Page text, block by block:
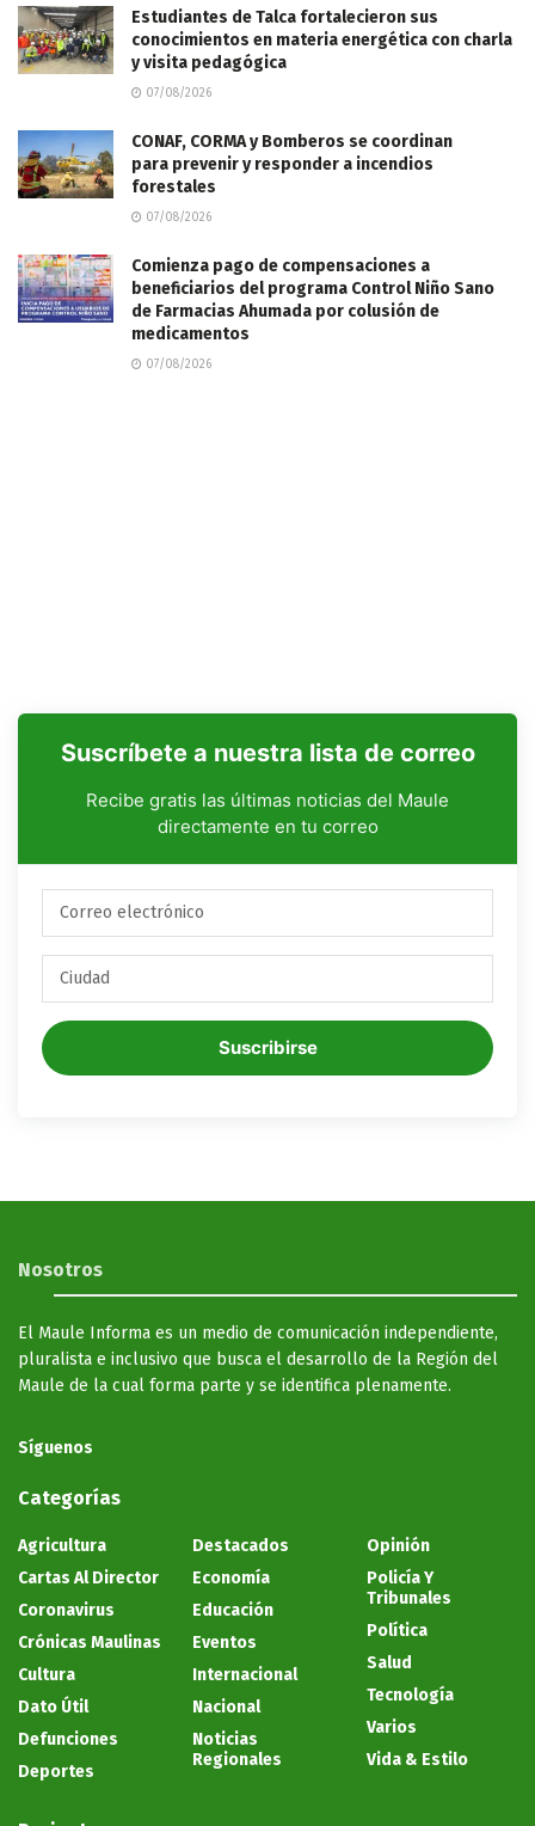
Estudiantes de Talca fortalecieron sus
conocimientos en materia energética con charla
y visita pedagógica
07/08/2026
CONAF, CORMA y Bomberos se coordinan
para prevenir y responder a incendios
forestales
07/08/2026
Comienza pago de compensaciones a
beneficiarios del programa Control Niño Sano
de Farmacias Ahumada por colusión de
medicamentos
07/08/2026
Suscríbete a nuestra lista de correo
Recibe gratis las últimas noticias del Maule
directamente en tu correo
Suscribirse
Nosotros
El Maule Informa es un medio de comunicación independiente,
pluralista e inclusivo que busca el desarrollo de la Región del
Maule de la cual forma parte y se identifica plenamente.
Síguenos
Categorías
Agricultura
Cartas Al Director
Coronavirus
Crónicas Maulinas
Cultura
Dato Útil
Defunciones
Deportes
Destacados
Economía
Educación
Eventos
Internacional
Nacional
Noticias
Regionales
Opinión
Policía Y
Tribunales
Política
Salud
Tecnología
Varios
Vida & Estilo